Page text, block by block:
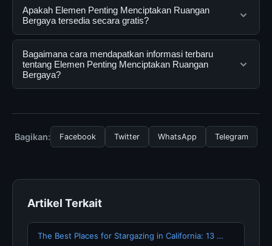
Elemen Penting Menciptakan Ruangan Bergaya adalah
layanan digital yang dirancang untuk membantu
pengguna mendapatkan informasi lengkap dan
terpercaya. Anda dapat menggunakannya dengan
mengunjungi situs resmi dan mengikuti panduan yang
tersedia.
Apakah Elemen Penting Menciptakan Ruangan
Bergaya tersedia secara gratis?
Ya, Elemen Penting Menciptakan Ruangan Bergaya
dapat diakses secara gratis oleh semua pengguna.
Tidak ada biaya tersembunyi atau langganan yang
Bagaimana cara mendapatkan informasi terbaru
tentang Elemen Penting Menciptakan Ruangan
Bergaya?
mengunjungi halaman resmi kami secara berkala. Kami
selalu memperbarui konten dengan informasi terkini dan
Bagikan: Facebook Twitter WhatsApp Telegram
Artikel Terkait
The Best Places for Stargazing in California: 13 …